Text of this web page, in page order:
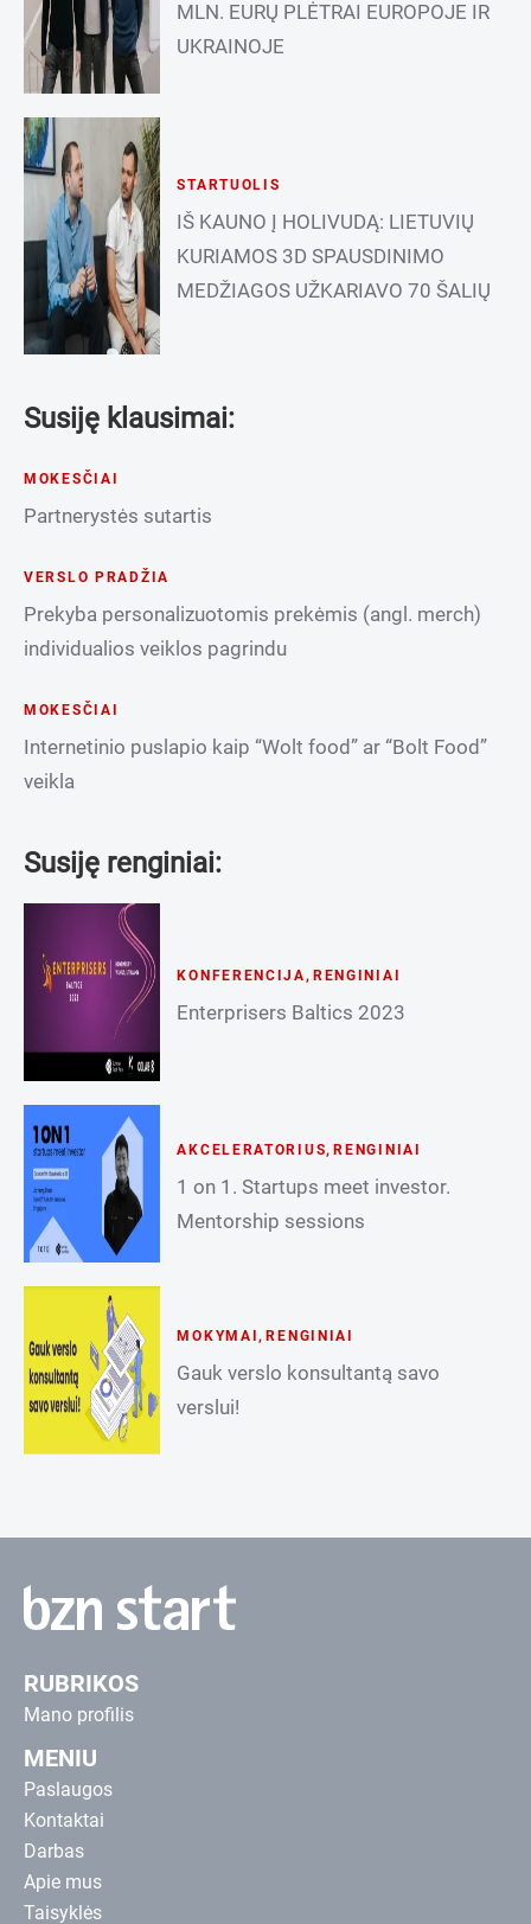
MLN. EURŲ PLĖTRAI EUROPOJE IR
UKRAINOJE
STARTUOLIS
IŠ KAUNO Į HOLIVUDĄ: LIETUVIŲ
KURIAMOS 3D SPAUSDINIMO
MEDŽIAGOS UŽKARIAVO 70 ŠALIŲ
Susiję klausimai:
MOKESČIAI
Partnerystės sutartis
VERSLO PRADŽIA
Prekyba personalizuotomis prekėmis (angl. merch)
individualios veiklos pagrindu
MOKESČIAI
Internetinio puslapio kaip “Wolt food” ar “Bolt Food”
veikla
Susiję renginiai:
KONFERENCIJA, RENGINIAI
Enterprisers Baltics 2023
AKCELERATORIUS,RENGINIAI
1 on 1. Startups meet investor.
Mentorship sessions
MOKYMAI, RENGINIAI
Gauk verslo konsultantą savo
verslui!
RUBRIKOS
Mano profilis
MENIU
Paslaugos
Kontaktai
Darbas
Apie mus
Taisyklės